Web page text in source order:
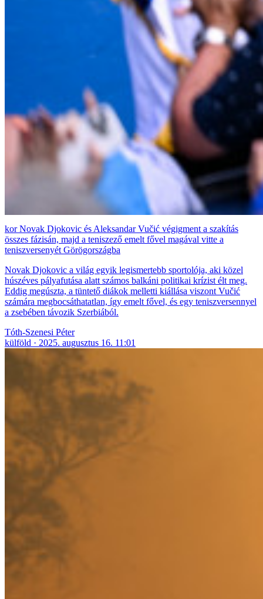
Novak Djokovic és Aleksandar Vučić végigment a szakítás
összes fázisán, majd a teniszező emelt fővel magával vitte a
teniszversenyét Görögországba
Novak Djokovic a világ egyik legismertebb sportolója, aki közel
húszéves pályafutása alatt számos balkáni politikai krízist élt meg.
Eddig megúszta, a tüntető diákok melletti kiállása viszont Vučić
számára megbocsáthatatlan, így emelt fővel, és egy teniszversennyel
a zsebében távozik Szerbiából.
Tóth-Szenesi Péter
külföld
2025. augusztus 16. 11:01